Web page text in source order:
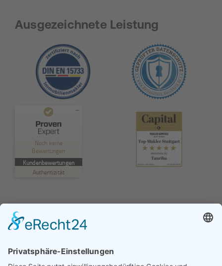
Ausgezeichnete Leistung
Noch keine
Bewertungen
Kundenbewertungen
Authentizität
Kundenbewertungen und Erfahrungen zu
MANGELHAFT
kontakt@tauriba.de